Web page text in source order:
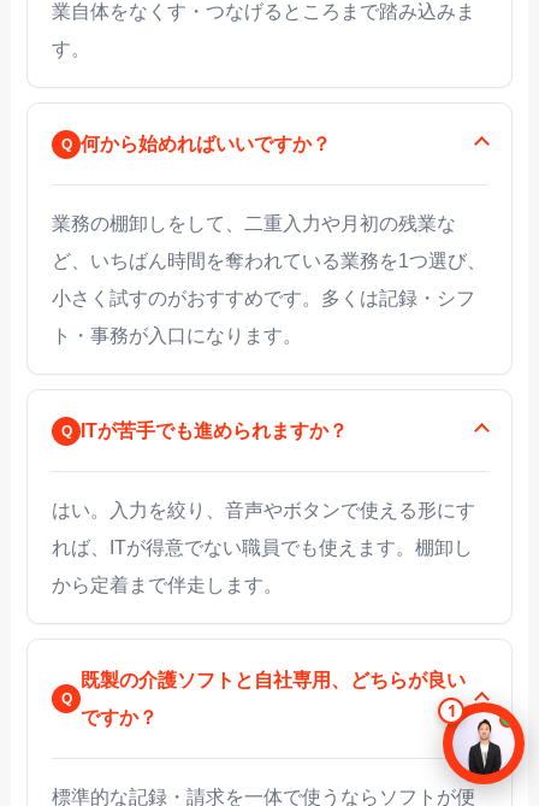
業自体をなくす・つなげるところまで踏み込みま
す。
何から始めればいいですか？
業務の棚卸しをして、二重入力や月初の残業な
ど、いちばん時間を奪われている業務を1つ選び、
小さく試すのがおすすめです。多くは記録・シフ
ト・事務が入口になります。
ITが苦手でも進められますか？
はい。入力を絞り、音声やボタンで使える形にす
れば、ITが得意でない職員でも使えます。棚卸し
から定着まで伴走します。
既製の介護ソフトと自社専用、どちらが良い
ですか？
標準的な記録・請求を一体で使うならソフトが便